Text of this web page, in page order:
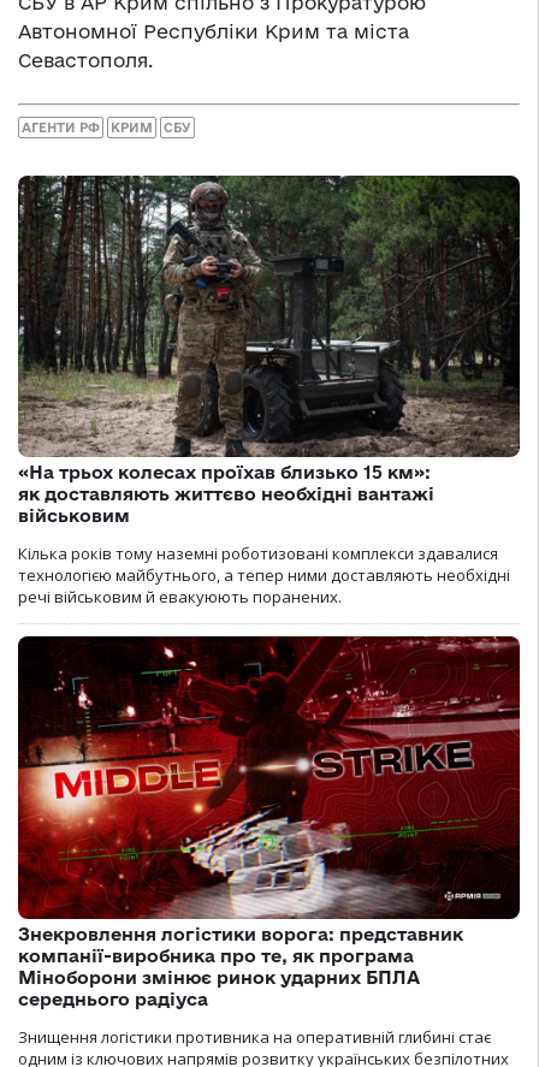
Автономної Республіки Крим та міста
Севастополя.
АГЕНТИ РФ КРИМ СБУ
«На трьох колесах проїхав близько 15 км»:
як доставляють життєво необхідні вантажі
військовим
Кілька років тому наземні роботизовані комплекси здавалися
технологією майбутнього, а тепер ними доставляють необхідні
речі військовим й евакуюють поранених.
Знекровлення логістики ворога: представник
компанії-виробника про те, як програма
Міноборони змінює ринок ударних БПЛА
середнього радіуса
Знищення логістики противника на оперативній глибині стає
одним із ключових напрямів розвитку українських безпілотних